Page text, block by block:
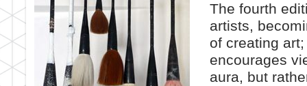
The fourth
artists,
of creating
encourages
aura, but